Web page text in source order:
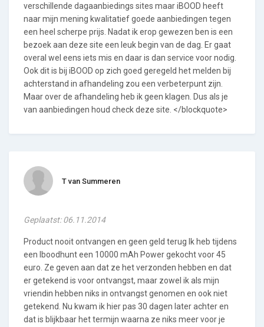
verschillende dagaanbiedings sites maar iBOOD heeft
naar mijn mening kwalitatief goede aanbiedingen tegen
een heel scherpe prijs. Nadat ik erop gewezen ben is een
bezoek aan deze site een leuk begin van de dag. Er gaat
overal wel eens iets mis en daar is dan service voor nodig.
Ook dit is bij iBOOD op zich goed geregeld het melden bij
achterstand in afhandeling zou een verbeterpunt zijn.
Maar over de afhandeling heb ik geen klagen. Dus als je
van aanbiedingen houd check deze site. </blockquote>
T van Summeren
Geplaatst: 06.11.2014
Product nooit ontvangen en geen geld terug Ik heb tijdens
een Iboodhunt een 10000 mAh Power gekocht voor 45
euro. Ze geven aan dat ze het verzonden hebben en dat
er getekend is voor ontvangst, maar zowel ik als mijn
vriendin hebben niks in ontvangst genomen en ook niet
getekend. Nu kwam ik hier pas 30 dagen later achter en
dat is blijkbaar het termijn waarna ze niks meer voor je